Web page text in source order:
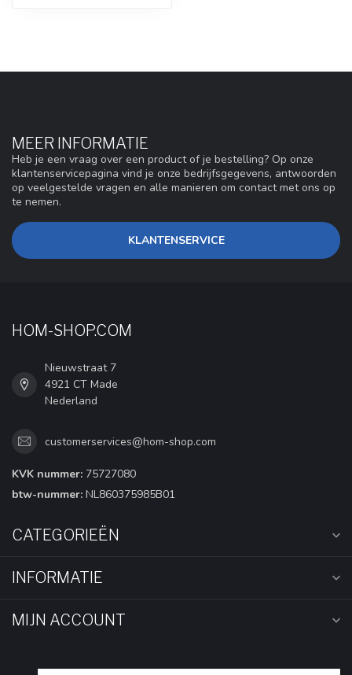
MEER INFORMATIE
Heb je een vraag over een product of je bestelling? Op onze
klantenservicepagina vind je onze bedrijfsgegevens, antwoorden
op veelgestelde vragen en alle manieren om contact met ons op
te nemen.
KLANTENSERVICE
HOM-SHOP.COM
Nieuwstraat 7
4921 CT Made
Nederland
customerservices@hom-shop.com
KVK nummer: 75727080
btw-nummer: NL860375985B01
CATEGORIEËN
INFORMATIE
MIJN ACCOUNT